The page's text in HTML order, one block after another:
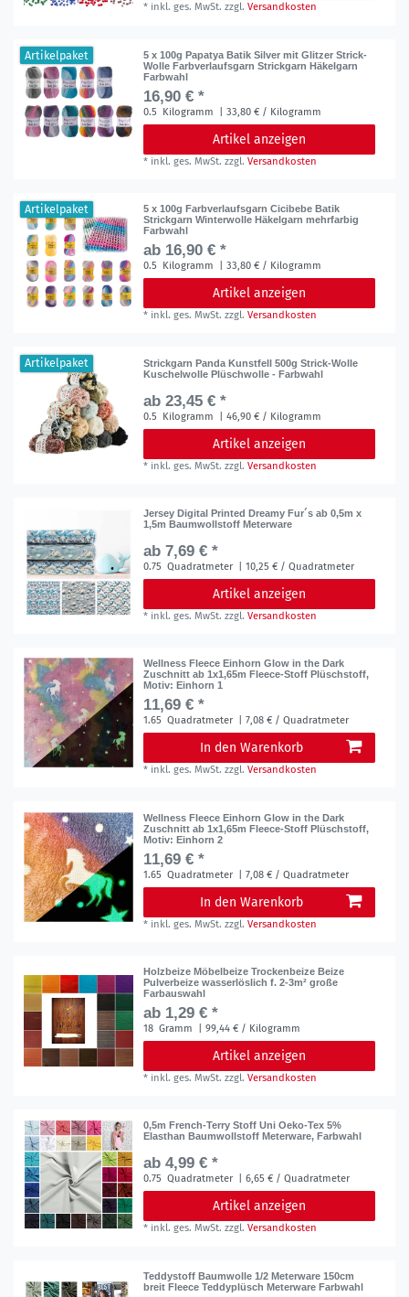
* inkl. ges. MwSt. zzgl.Versandkosten
Artikelpaket
5 x 100g Papatya Batik Silver mit Glitzer Strick-
Wolle Farbverlaufsgarn Strickgarn Häkelgarn
Farbwahl
16,90 € *
0.5 Kilogramm | 33,80 € / Kilogramm
Artikel anzeigen
* inkl. ges. MwSt. zzgl.Versandkosten
Artikelpaket
5 x 100g Farbverlaufsgarn Cicibebe Batik
Strickgarn Winterwolle Häkelgarn mehrfarbig
Farbwahl
ab 16,90 € *
0.5 Kilogramm | 33,80 € / Kilogramm
Artikel anzeigen
* inkl. ges. MwSt. zzgl.Versandkosten
Artikelpaket
Strickgarn Panda Kunstfell 500g Strick-Wolle
Kuschelwolle Plüschwolle - Farbwahl
ab 23,45 € *
0.5 Kilogramm | 46,90 € / Kilogramm
Artikel anzeigen
* inkl. ges. MwSt. zzgl.Versandkosten
Jersey Digital Printed Dreamy Fur´s ab 0,5m x
1,5m Baumwollstoff Meterware
ab 7,69 € *
0.75 Quadratmeter | 10,25 € / Quadratmeter
Artikel anzeigen
* inkl. ges. MwSt. zzgl.Versandkosten
Wellness Fleece Einhorn Glow in the Dark
Zuschnitt ab 1x1,65m Fleece-Stoff Plüschstoff,
Motiv: Einhorn 1
11,69 € *
1.65 Quadratmeter | 7,08 € / Quadratmeter
In den Warenkorb
* inkl. ges. MwSt. zzgl.Versandkosten
Wellness Fleece Einhorn Glow in the Dark
Zuschnitt ab 1x1,65m Fleece-Stoff Plüschstoff,
Motiv: Einhorn 2
11,69 € *
1.65 Quadratmeter | 7,08 € / Quadratmeter
In den Warenkorb
* inkl. ges. MwSt. zzgl.Versandkosten
Holzbeize Möbelbeize Trockenbeize Beize
Pulverbeize wasserlöslich f. 2-3m² große
Farbauswahl
ab 1,29 € *
18 Gramm | 99,44 € / Kilogramm
Artikel anzeigen
* inkl. ges. MwSt. zzgl.Versandkosten
0,5m French-Terry Stoff Uni Oeko-Tex 5%
Elasthan Baumwollstoff Meterware, Farbwahl
ab 4,99 € *
0.75 Quadratmeter | 6,65 € / Quadratmeter
Artikel anzeigen
* inkl. ges. MwSt. zzgl.Versandkosten
Teddystoff Baumwolle 1/2 Meterware 150cm
breit Fleece Teddyplüsch Meterware Farbwahl